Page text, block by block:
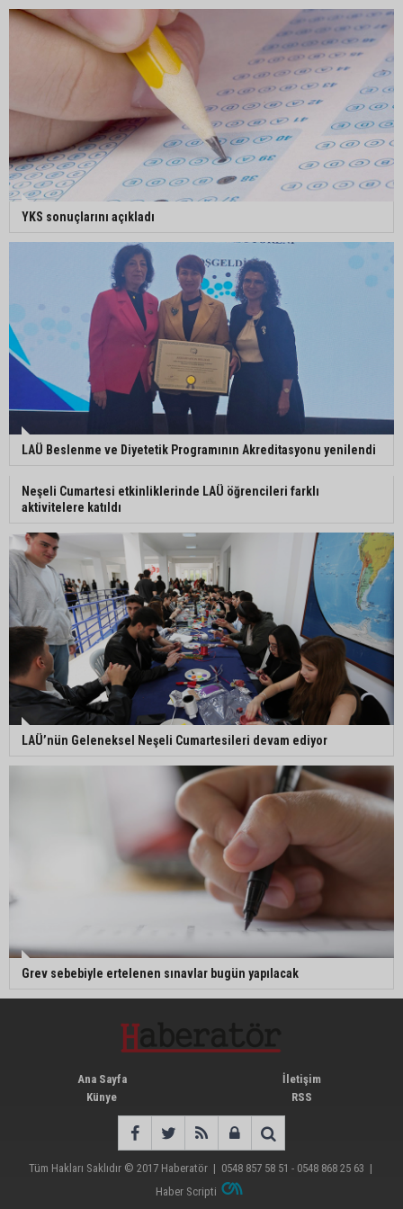
YKS sonuçlarını açıkladı
LAÜ Beslenme ve Diyetetik Programının Akreditasyonu yenilendi
Neşeli Cumartesi etkinliklerinde LAÜ öğrencileri farklı
aktivitelere katıldı
LAÜ’nün Geleneksel Neşeli Cumartesileri devam ediyor
Grev sebebiyle ertelenen sınavlar bugün yapılacak
Ana Sayfa
Künye
İletişim
RSS
Tüm Hakları Saklıdır © 2017 Haberatör| 0548 857 58 51 - 0548 868 25 63 |
Haber Scripti